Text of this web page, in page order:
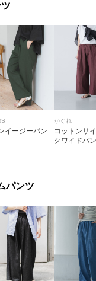
イージーパン
かぐれ
コットンサ
クワイドパ
パンツ